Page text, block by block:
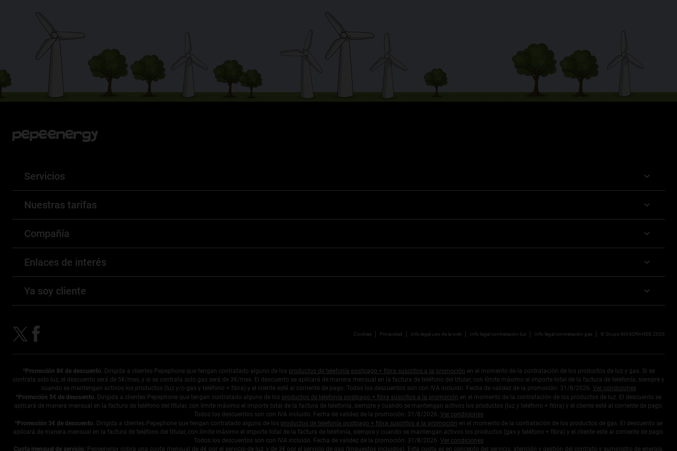
Servicios
Histórico de precios
Nuestras tarifas
Tarifa Potencia a precio de coste
Tarifa de luz segunda residencia
Compara tu factura de luz
Compañía
Blog
Pepephone
Enlaces de interés
Ya soy cliente
Cookies Privacidad Info legal uso de la web Info legal contratación luz Info legal contratación gas © Grupo MASORANGE 2026
*Promoción 8€ de descuento. Dirigida a clientes Pepephone que tengan contratado alguno de los productos de telefonía postpago + fibra suscritos a la promoción en el momento de la contratación de los productos de luz y gas. Si se
contrata solo luz, el descuento será de 5€/mes, y si se contrata solo gas será de 3€/mes. El descuento se aplicará de manera mensual en la factura de teléfono del titular, con límite máximo el importe total de la factura de telefonía, siempre y
cuando se mantengan activos los productos (luz y/o gas y teléfono + fibra) y el cliente esté al corriente de pago. Todos los descuentos son con IVA incluido. Fecha de validez de la promoción: 31/8/2026. Ver condiciones
*Promoción 5€ de descuento. Dirigida a clientes Pepephone que tengan contratado alguno de los productos de telefonía postpago + fibra suscritos a la promoción en el momento de la contratación de los productos de luz. El descuento se
aplicará de manera mensual en la factura de teléfono del titular, con límite máximo el importe total de la factura de telefonía, siempre y cuando se mantengan activos los productos (luz y teléfono + fibra) y el cliente esté al corriente de pago.
Todos los descuentos son con IVA incluido. Fecha de validez de la promoción: 31/8/2026. Ver condiciones
*Promoción 3€ de descuento. Dirigida a clientes Pepephone que tengan contratado alguno de los productos de telefonía postpago + fibra suscritos a la promoción en el momento de la contratación de los productos de gas. El descuento se
aplicará de manera mensual en la factura de teléfono del titular, con límite máximo el importe total de la factura de telefonía, siempre y cuando se mantengan activos los productos (gas y teléfono + fibra) y el cliente esté al corriente de pago.
Todos los descuentos son con IVA incluido. Fecha de validez de la promoción: 31/8/2026. Ver condiciones
Cuota mensual de servicio: Pepeenergy cobra una cuota mensual de 4€ por el servicio de luz, y de 3€ por el servicio de gas (Impuestos incluidos). Esta cuota es en concepto del servicio, atención y gestión del contrato y suministro de energía.